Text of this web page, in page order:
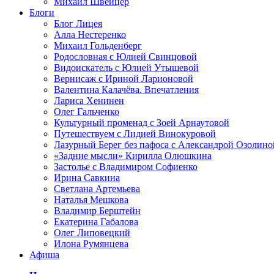
Блоги
Блог Лицея
Алла Нестеренко
Михаил Гольденберг
Родословная с Юлией Свинцовой
Видоискатель с Юлией Утышевой
Вернисаж с Ириной Ларионовой
Валентина Калачёва. Впечатления
Лариса Хенинен
Олег Гальченко
Культурный променад с Зоей Арнаутовой
Путешествуем с Лидией Винокуровой
Лазурный Берег без пафоса с Александрой
«Задние мысли» Кирилла Олюшкина
Застолье с Владимиром Софиенко
Ирина Савкина
Светлана Артемьева
Наталья Мешкова
Владимир Берштейн
Екатерина Габалова
Олег Липовецкий
Илона Румянцева
Афиша